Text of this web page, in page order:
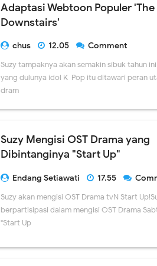
Adaptasi Webtoon Populer
Downstairs'
chus 12.05
Comment
Suzy tampaknya akan semakin sibuk tahun
yang dulunya idol K-Pop itu ditawari peran
dram
Suzy Mengisi OST Drama yang
Dibintanginya "Start Up"
Endang Setiawati 17.55
Suzy akan mengisi OST Drama tvN Start
berpartisipasi dalam mengisi OST Drama
"Start Up